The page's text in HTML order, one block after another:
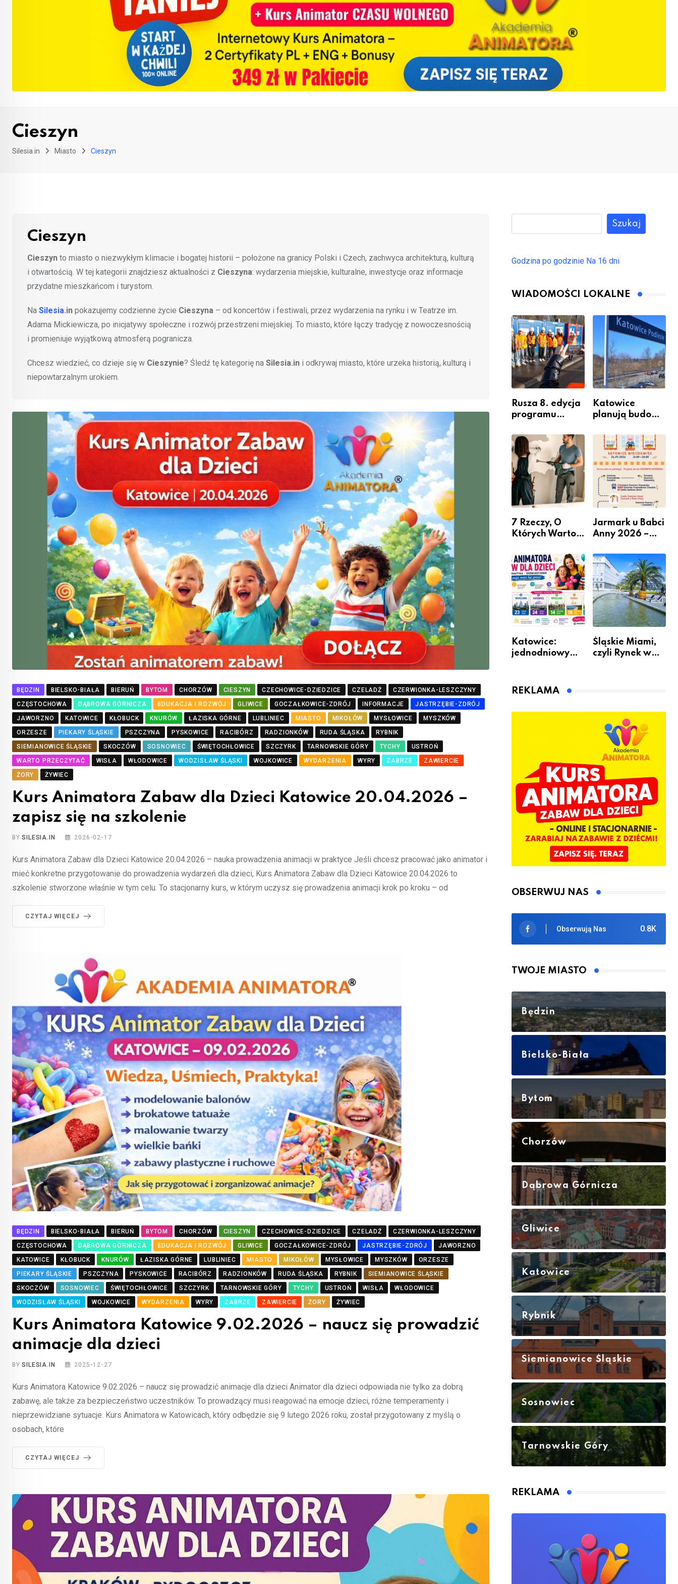
Cieszyn
Silesia.in Miasto Cieszyn
Cieszyn
Cieszyn to miasto o niezwykłym klimacie i bogatej historii – położone na granicy Polski i Czech, zachwyca architekturą, kulturą
i otwartością. W tej kategorii znajdziesz aktualności z Cieszyna: wydarzenia miejskie, kulturalne, inwestycje oraz informacje
przydatne mieszkańcom i turystom.
Na Silesia.in pokazujemy codzienne życie Cieszyna – od koncertów i festiwali, przez wydarzenia na rynku i w Teatrze im.
Adama Mickiewicza, po inicjatywy społeczne i rozwój przestrzeni miejskiej. To miasto, które łączy tradycję z nowoczesnością
i promieniuje wyjątkową atmosferą pogranicza.
Chcesz wiedzieć, co dzieje się w Cieszynie? Śledź tę kategorię na Silesia.in i odkrywaj miasto, które urzeka historią, kulturą i
niepowtarzalnym urokiem.
BĘDZIN BIELSKO-BIAŁA BIERUŃ BYTOM CHORZÓW CIESZYN CZECHOWICE-DZIEDZICE CZELADŹ
CZERWIONKA-LESZCZYNY
CZĘSTOCHOWA
DĄBROWA GÓRNICZA EDUKACJA I ROZWÓJ GLIWICE GOCZAŁKOWICE-ZDRÓJ INFORMACJE
JASTRZĘBIE-ZDRÓJ
JAWORZNO
KATOWICE KŁOBUCK KNURÓW ŁAZISKA GÓRNE LUBLINIEC MIASTO MIKOŁÓW MYSŁOWICE
MYSZKÓW
ORZESZE
PIEKARY ŚLĄSKIE PSZCZYNA PYSKOWICE RACIBÓRZ RADZIONKÓW RUDA ŚLĄSKA
RYBNIK
SIEMIANOWICE ŚLĄSKIE
SKOCZÓW SOSNOWIEC ŚWIĘTOCHŁOWICE SZCZYRK TARNOWSKIE GÓRY TYCHY
USTROŃ
WARTO PRZECZYTAĆ
WISŁA WŁODOWICE WODZISŁAW ŚLĄSKI WOJKOWICE WYDARZENIA WYRY ZABRZE
ZAWIERCIE
ŻORY
ŻYWIEC
Kurs Animatora Zabaw dla Dzieci Katowice 20.04.2026 –
zapisz się na szkolenie
BYSILESIA.IN 2026-02-17
Kurs Animatora Zabaw dla Dzieci Katowice 20.04.2026 – nauka prowadzenia animacji w praktyce Jeśli chcesz pracować jako animator i
mieć konkretne przygotowanie do prowadzenia wydarzeń dla dzieci, Kurs Animatora Zabaw dla Dzieci Katowice 20.04.2026 to
szkolenie stworzone właśnie w tym celu. To stacjonarny kurs, w którym uczysz się prowadzenia animacji krok po kroku – od
CZYTAJ WIĘCEJ
BĘDZIN BIELSKO-BIAŁA BIERUŃ BYTOM CHORZÓW CIESZYN CZECHOWICE-DZIEDZICE CZELADŹ
CZERWIONKA-LESZCZYNY
CZĘSTOCHOWA
DĄBROWA GÓRNICZA EDUKACJA I ROZWÓJ GLIWICE GOCZAŁKOWICE-ZDRÓJ JASTRZĘBIE-ZDRÓJ
JAWORZNO
KATOWICE
KŁOBUCK KNURÓW ŁAZISKA GÓRNE LUBLINIEC MIASTO MIKOŁÓW MYSŁOWICE MYSZKÓW
ORZESZE
PIEKARY ŚLĄSKIE
PSZCZYNA PYSKOWICE RACIBÓRZ RADZIONKÓW RUDA ŚLĄSKA RYBNIK
SIEMIANOWICE ŚLĄSKIE
SKOCZÓW
SOSNOWIEC ŚWIĘTOCHŁOWICE SZCZYRK TARNOWSKIE GÓRY TYCHY USTROŃ WISŁA
WŁODOWICE
WODZISŁAW ŚLĄSKI
WOJKOWICE WYDARZENIA WYRY ZABRZE ZAWIERCIE ŻORY ŻYWIEC
Kurs Animatora Katowice 9.02.2026 – naucz się prowadzić
animacje dla dzieci
BYSILESIA.IN 2025-12-27
Kurs Animatora Katowice 9.02.2026 – naucz się prowadzić animacje dla dzieci Animator dla dzieci odpowiada nie tylko za dobrą
zabawę, ale także za bezpieczeństwo uczestników. To prowadzący musi reagować na emocje dzieci, różne temperamenty i
nieprzewidziane sytuacje. Kurs Animatora w Katowicach, który odbędzie się 9 lutego 2026 roku, został przygotowany z myślą o
osobach, które
CZYTAJ WIĘCEJ
Szukaj
Godzina po godzinie Na 16 dni
WIADOMOŚCI LOKALNE
Rusza 8. edycja
programu
Miastem
Fachowców” –
nabór dla
przedsiębiorców
Katowice
planują budowę
przesiadkoweg
o w Podlesiu
7 Rzeczy, O
Których Warto
Remontem
Mieszkania
Jarmark u Babci
Anny 2026 –
Katowice:
jednodniowy
animatora
Śląskie Miami,
czyli Rynek w
REKLAMA
OBSERWUJ NAS
0.8K
Obserwują Nas
TWOJE MIASTO
Będzin
Bielsko-Biała
Bytom
Chorzów
Dąbrowa Górnicza
Gliwice
Katowice
Rybnik
Siemianowice Śląskie
Sosnowiec
Tarnowskie Góry
REKLAMA